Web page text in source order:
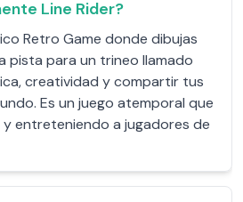
Line Rider?
Retro Game donde dibujas
pista para un trineo llamado
creatividad y compartir tus
Es un juego atemporal que
entreteniendo a jugadores de